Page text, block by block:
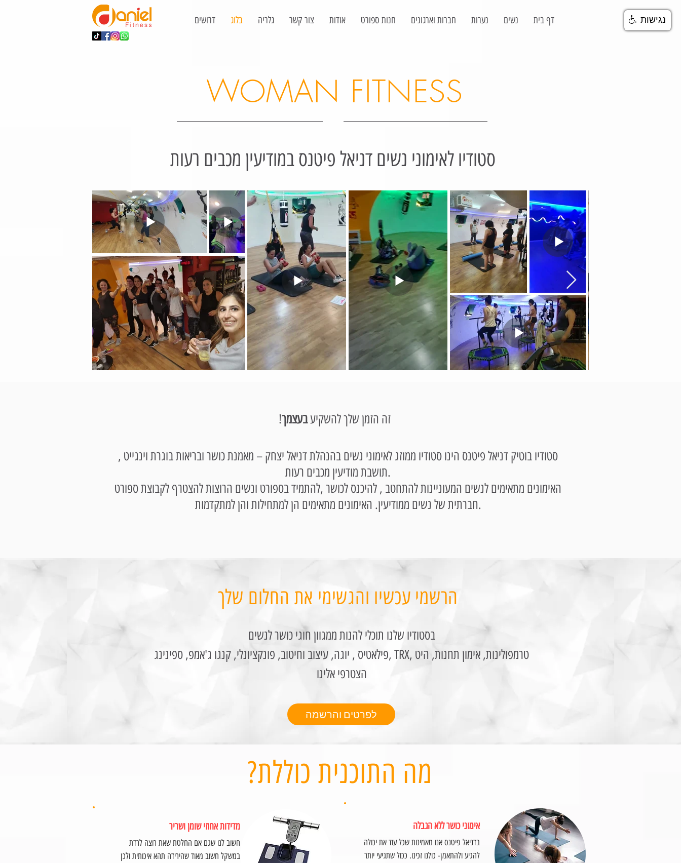
דף בית נשים נערות חברות וארגונים חנות ספורט אודות צור קשר גלריה בלוג דרושים
WOMAN FITNESS
סטודיו לאימוני נשים דניאל פיטנס במודיעין מכבים רעות
!זה הזמן שלך להשקיעבעצמך
סטודיו בוטיק דניאל פיטנס הינו סטודיו ממוזג לאימוני נשים בהנהלת דניאל יצחק – מאמנת כושר ובריאות בוגרת וינגייט ,
תושבת מודיעין מכבים רעות.
האימונים מתאימים לנשים המעוניינות להתחטב , להיכנס לכושר ,להתמיד בספורט ונשים הרוצות להצטרף לקבוצת ספורט
חברתית של נשים ממודיעין. האימונים מתאימים הן למתחילות והן למתקדמות.
הרשמי עכשיו והגשימי את החלום שלך
בסטודיו שלנו תוכלי להנות ממגוון חוגי כושר לנשים
פילאטיס , יוגה, עיצוב וחיטוב, פונקציונלי, קנגו ג'אמפ, ספינינג, TRX, טרמפולינות, אימון תחנות, היט
הצטרפי אלינו
לפרטים והרשמה
?מה התוכנית כוללת
מדידות אחוזי שומן ושריר
חשוב לנו שגם אם החלטת שאת רוצה לרדת
במשקל חשוב מאוד שהירידה תהא איכותית ולכן
אימוני כושר ללא הגבלה
בדניאל פיטנס אנו מאמינות שכל עוד את יכולה
להגיע ולהתאמן- כולנו זכינו. ככול שתגיעי יותר
נגישות